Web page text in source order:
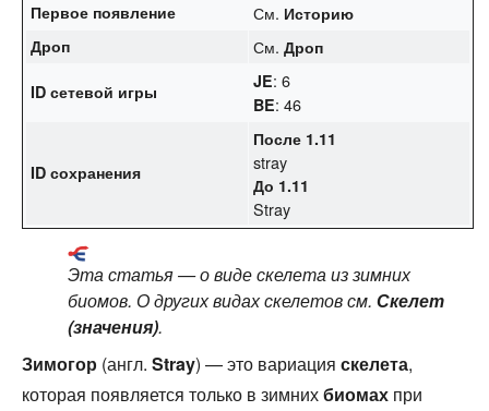
Первое появление
См. Историю
Дроп
См. Дроп
ID сетевой игры JE: 6
BE: 46
ID сохранения
После 1.11
stray
До 1.11
Stray
Эта статья — о виде скелета из зимних
биомов. О других видах скелетов см. Скелет
(значения).
Зимогор (англ. Stray) — это вариация скелета,
которая появляется только в зимнихбиомах при